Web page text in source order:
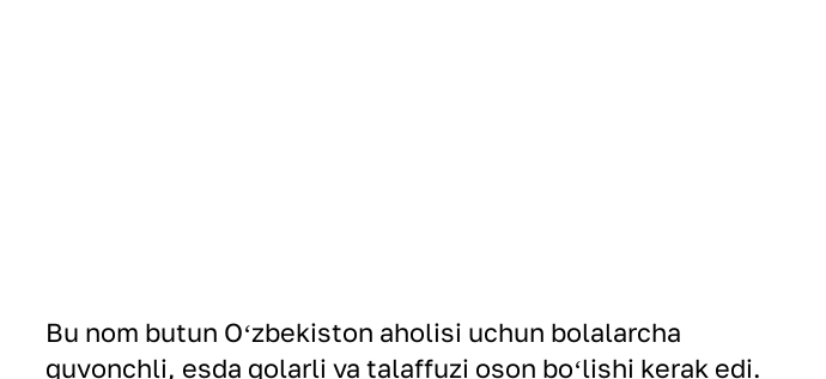
Bu nom butun Oʻzbekiston aholisi uchun bolalarcha
quvonchli, esda qolarli va talaffuzi oson boʻlishi kerak edi.